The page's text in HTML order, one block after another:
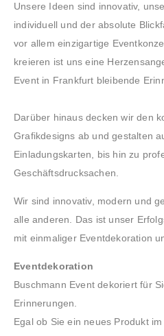
Unsere Ideen sind innovativ,
individuell und der absolute
vor allem einzigartige
kreieren ist uns eine
Event in Frankfurt bleibende
Darüber hinaus decken wir den
Grafikdesigns ab und gestalten
Einladungskarten, bis hin zu
Geschäftsdrucksachen.
Wir sind innovativ, modern und
alle anderen. Das ist unser
mit einmaliger Eventdekoration
Eventdekoration
Buschmann Event dekoriert für
Erinnerungen.
Egal ob Sie ein neues Produkt